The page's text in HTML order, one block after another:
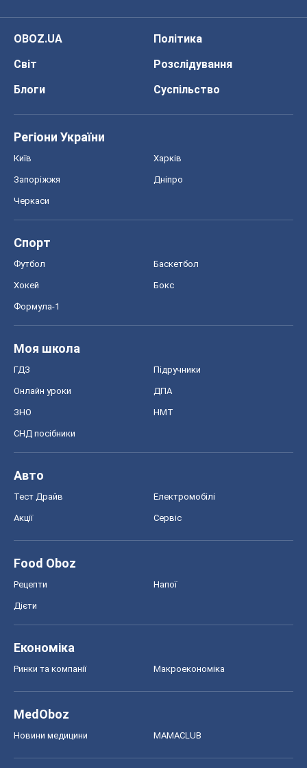
OBOZ.UA
Політика
Світ
Розслідування
Блоги
Суспільство
Регіони України
Київ Харків
Запоріжжя Дніпро
Черкаси
Спорт
Футбол Баскетбол
Хокей Бокс
Формула-1
Моя школа
ГДЗ Підручники
Онлайн уроки ДПА
ЗНО НМТ
СНД посібники
Авто
Тест Драйв Електромобілі
Акції Сервіс
Food Oboz
Рецепти Напої
Дієти
Економіка
Ринки та компанії Макроекономіка
MedOboz
Новини медицини MAMACLUB